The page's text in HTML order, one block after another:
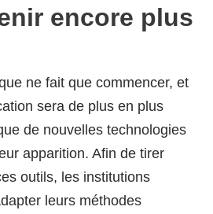
encore plus
ne fait que commencer, et
sera de plus en plus
de nouvelles technologies
apparition. Afin de tirer
outils, les institutions
leurs méthodes